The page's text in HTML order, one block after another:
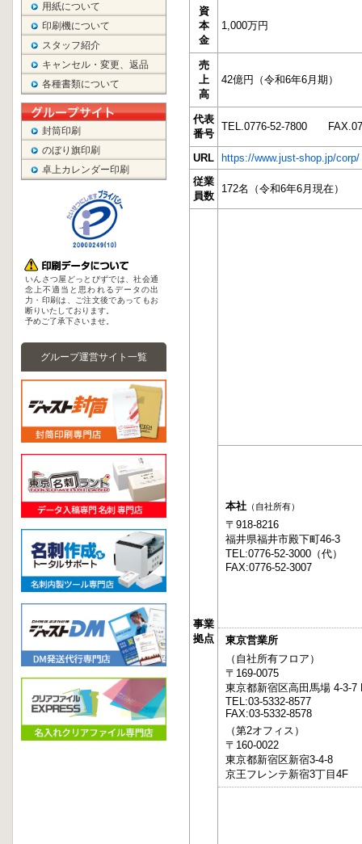
用紙について
印刷機について
スタッフ紹介
キャンセル・変更、返品
各種書類について
封筒印刷
のぼり旗印刷
卓上カレンダー印刷
いんさつ屋どっとびずでは、社会通
念上不適当と思われるデータの出
力・印刷は、ご注文後であってもお
断りいたしております。
予めご了承下さいませ。
グループ運営サイト一覧